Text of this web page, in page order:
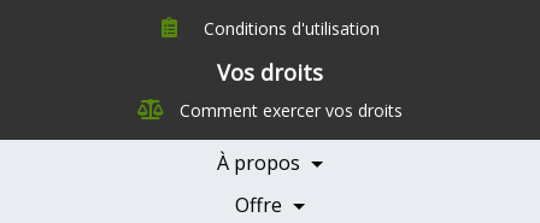
Conditions d'utilisation
Vos droits
Comment exercer vos droits
À propos
À propos
Nutrition
Offre
Témoignages
Nos partenaires
Devenir Partenaire